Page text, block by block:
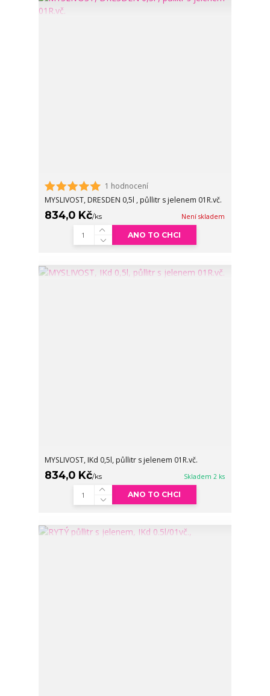
1 hodnocení
MYSLIVOST, DRESDEN 0,5l , půllitr s jelenem 01R.vč.
834,0 Kč/ks Není skladem
ANO TO CHCI
MYSLIVOST, IKd 0,5l, půllitr s jelenem 01R.vč.
834,0 Kč/ks Skladem 2 ks
ANO TO CHCI